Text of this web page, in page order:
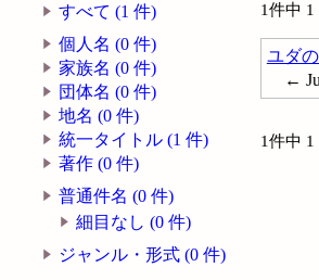
すべて (1 件)
個人名 (0 件)
家族名 (0 件)
団体名 (0 件)
地名 (0 件)
統一タイトル (1 件)
著作 (0 件)
普通件名 (0 件)
細目なし (0 件)
ジャンル・形式 (0 件)
1件中
ユダ
←
1件中